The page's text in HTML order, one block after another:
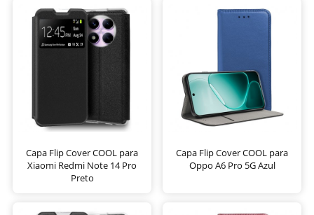
Capa Flip Cover COOL para
Xiaomi Redmi Note 14 Pro
Preto
Capa Flip Cover COOL para
Oppo A6 Pro 5G Azul